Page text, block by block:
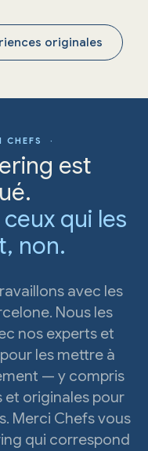
originales
CHEFS ·
est
qui les
non.
avec les
Nous les
nos experts et
les mettre à
— y compris
et originales pour
Merci Chefs vous
qui correspond